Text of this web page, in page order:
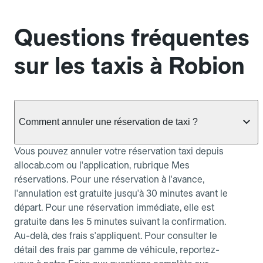
Questions fréquentes
sur les taxis à Robion
Comment annuler une réservation de taxi ?
Vous pouvez annuler votre réservation taxi depuis
allocab.com ou l'application, rubrique Mes
réservations. Pour une réservation à l'avance,
l'annulation est gratuite jusqu'à 30 minutes avant le
départ. Pour une réservation immédiate, elle est
gratuite dans les 5 minutes suivant la confirmation.
Au-delà, des frais s'appliquent. Pour consulter le
détail des frais par gamme de véhicule, reportez-